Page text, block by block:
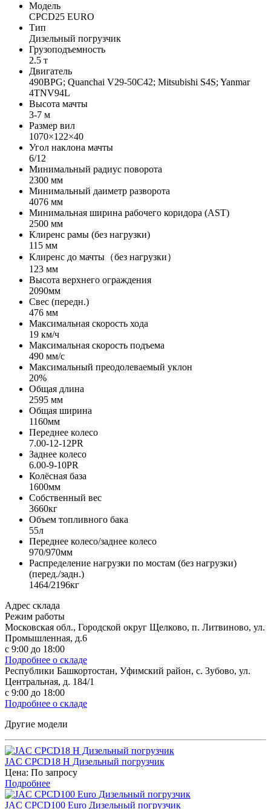
Модель
CPCD25 EURO
Тип
Дизельный погрузчик
Грузоподъемность
2.5 т
Двигатель
490BPG; Quanchai V29-50C42; Mitsubishi S4S; Yanmar
4TNV94L
Высота мачты
3-7 м
Размер вил
1070×122×40
Угол наклона мачты
6/12
Минимальный радиус поворота
2300 мм
Минимальный даиметр разворота
4076 мм
Минимальная ширина рабочего коридора (AST)
2500 мм
Клиренс рамы (без нагрузки)
115 мм
Клиренс до мачты（без нагрузки）
123 мм
Высота верхнего ограждения
2090мм
Свес (передн.)
476 мм
Максимальная скорость хода
19 км/ч
Максимальная скорость подъема
490 мм/с
Максимальный преодолеваемый уклон
20%
Общая длина
2595 мм
Общая ширина
1160мм
Переднее колесо
7.00-12-12PR
Заднее колесо
6.00-9-10PR
Колёсная база
1600мм
Собственный вес
3660кг
Объем топливного бака
55л
Переднее колесо/заднее колесо
970/970мм
Распределение нагрузки по мостам (без нагрузки)
(перед./задн.)
1464/2196кг
Адрес склада
Режим работы
Московская обл., Городской округ Щелково, п. Литвиново, ул.
Промышленная, д.6
с 9:00 до 18:00
Подробнее о складе
Республики Башкортостан, Уфимский район, с. Зубово, ул.
Центральная, д. 184/1
с 9:00 до 18:00
Подробнее о складе
Другие модели
JAC CPCD18 H Дизельный погрузчик
Цена: По запросу
Подробнее
JAC CPCD100 Euro Дизельный погрузчик